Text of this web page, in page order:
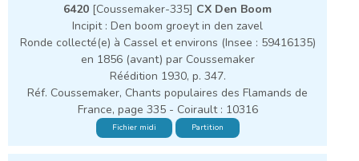
6420 [Coussemaker-335] CX Den Boom
Incipit : Den boom groeyt in den zavel
Ronde collecté(e) à Cassel et environs (Insee : 59416135)
en 1856 (avant) par Coussemaker
Réédition 1930, p. 347.
Réf. Coussemaker, Chants populaires des Flamands de
France, page 335 - Coirault : 10316
Fichier midi Partition